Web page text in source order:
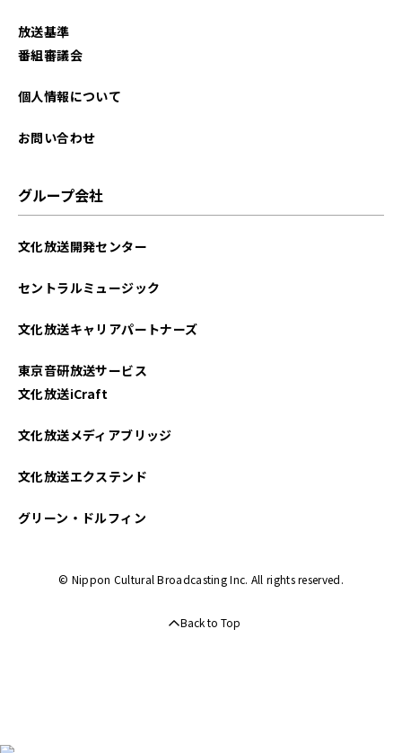
放送基準
番組審議会
個人情報について
お問い合わせ
グループ会社
文化放送開発センター
セントラルミュージック
文化放送キャリアパートナーズ
東京音研放送サービス
文化放送iCraft
文化放送メディアブリッジ
文化放送エクステンド
グリーン・ドルフィン
© Nippon Cultural Broadcasting Inc. All rights reserved.
Back to Top